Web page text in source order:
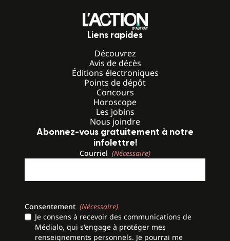
Liens rapides
Découvrez
Avis de décès
Éditions électroniques
Points de dépôt
Concours
Horoscope
Les jobins
Nous joindre
Abonnez-vous gratuitement à notre
infolettre!
Courriel (Nécessaire)
Consentement (Nécessaire)
Je consens à recevoir des communications de
Médialo, qui s'engage à protéger mes
renseignements personnels. Je pourrai me